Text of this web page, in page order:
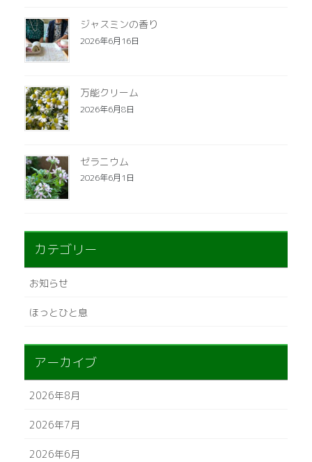
ジャスミンの香り
2026年6月16日
万能クリーム
2026年6月8日
ゼラニウム
2026年6月1日
カテゴリー
お知らせ
ほっとひと息
アーカイブ
2026年8月
2026年7月
2026年6月